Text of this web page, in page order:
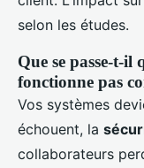
selon les études.
Que se passe-t-
fonctionne pas
Vos systèmes
échouent, la
collaborateurs